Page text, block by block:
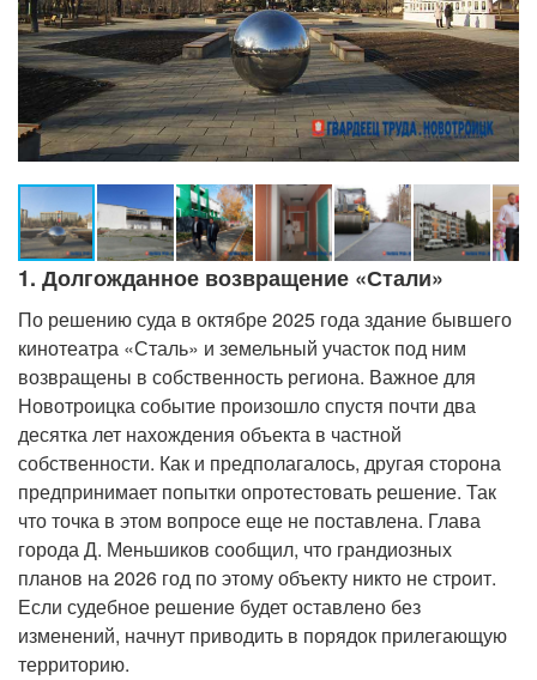
1. Долгожданное возвращение «Стали»
По решению суда в октябре 2025 года здание бывшего
кинотеатра «Сталь» и земельный участок под ним
возвращены в собственность региона. Важное для
Новотроицка событие произошло спустя почти два
десятка лет нахождения объекта в частной
собственности. Как и предполагалось, другая сторона
предпринимает попытки опротестовать решение. Так
что точка в этом вопросе еще не поставлена. Глава
города Д. Меньшиков сообщил, что грандиозных
планов на 2026 год по этому объекту никто не строит.
Если судебное решение будет оставлено без
изменений, начнут приводить в порядок прилегающую
территорию.